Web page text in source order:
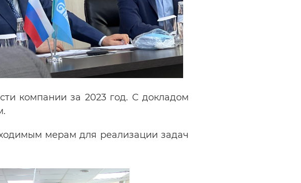
компании за 2023 год. С докладом
мерам для реализации задач